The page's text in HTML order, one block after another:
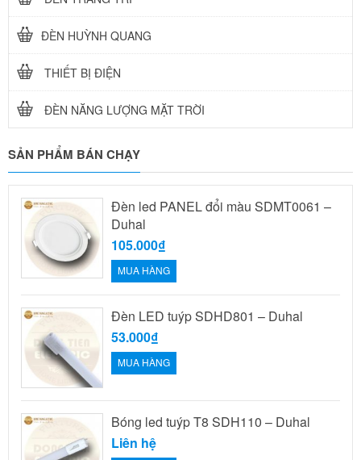
ĐÈN HUỲNH QUANG
THIẾT BỊ ĐIỆN
ĐÈN NĂNG LƯỢNG MẶT TRỜI
SẢN PHẨM BÁN CHẠY
Đèn led PANEL đổi màu SDMT0061 –
Duhal
105.000₫
MUA HÀNG
Đèn LED tuýp SDHD801 – Duhal
53.000₫
MUA HÀNG
Bóng led tuýp T8 SDH110 – Duhal
Liên hệ